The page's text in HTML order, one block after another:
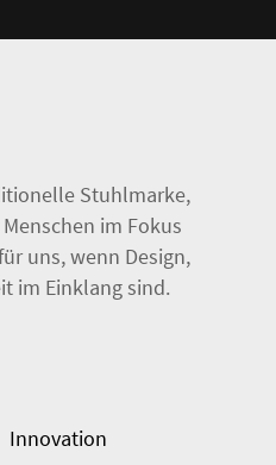
Stuhlmarke,
im Fokus
uns, wenn Design,
im Einklang sind.
Innovation